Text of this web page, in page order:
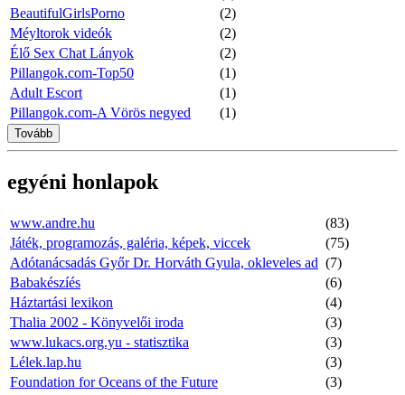
BeautifulGirlsPorno
(2)
Méyltorok videók
(2)
Élő Sex Chat Lányok
(2)
Pillangok.com-Top50
(1)
Adult Escort
(1)
Pillangok.com-A Vörös negyed
(1)
Tovább
egyéni honlapok
www.andre.hu
(83)
Játék, programozás, galéria, képek, viccek
(75)
Adótanácsadás Győr Dr. Horváth Gyula, okleveles ad (7)
Babakészíés
(6)
Háztartási lexikon
(4)
Thalia 2002 - Könyvelői iroda
(3)
www.lukacs.org.yu - statisztika
(3)
Lélek.lap.hu
(3)
Foundation for Oceans of the Future
(3)